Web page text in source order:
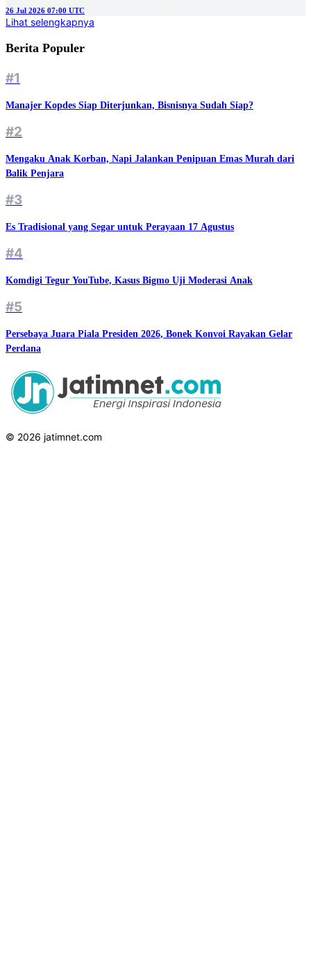
26 Jul 2026 07:00 UTC
Lihat selengkapnya
Berita Populer
#1
Manajer Kopdes Siap Diterjunkan, Bisnisnya Sudah Siap?
#2
Mengaku Anak Korban, Napi Jalankan Penipuan Emas Murah dari
Balik Penjara
#3
Es Tradisional yang Segar untuk Perayaan 17 Agustus
#4
Komdigi Tegur YouTube, Kasus Bigmo Uji Moderasi Anak
#5
Persebaya Juara Piala Presiden 2026, Bonek Konvoi Rayakan Gelar
Perdana
© 2026 jatimnet.com